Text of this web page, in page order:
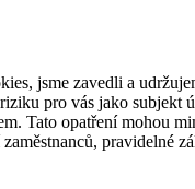
jsme zavedli a
pro vás jako subjekt
Tato opatření